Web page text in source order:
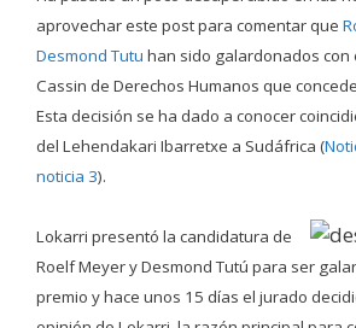
aprovechar este post para comentar que
Desmond Tutu han sido galardonados con
Cassin de Derechos Humanos que
Esta decisión se ha dado a conocer
del Lehendakari Ibarretxe a Sudáfrica (
noticia 3).
Lokarri presentó la candidatura de
Roelf Meyer y Desmond Tutú para ser
premio y hace unos 15 días el jurado